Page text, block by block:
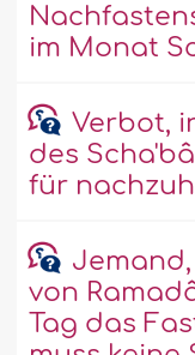
im Monat
Verbot,
des
für
von
Tag das